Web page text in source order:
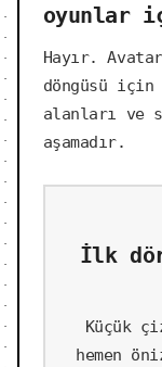
oyunlar
Hayır.
döngüsü için
alanları ve
aşamadır.
İlk
Küçük
hemen